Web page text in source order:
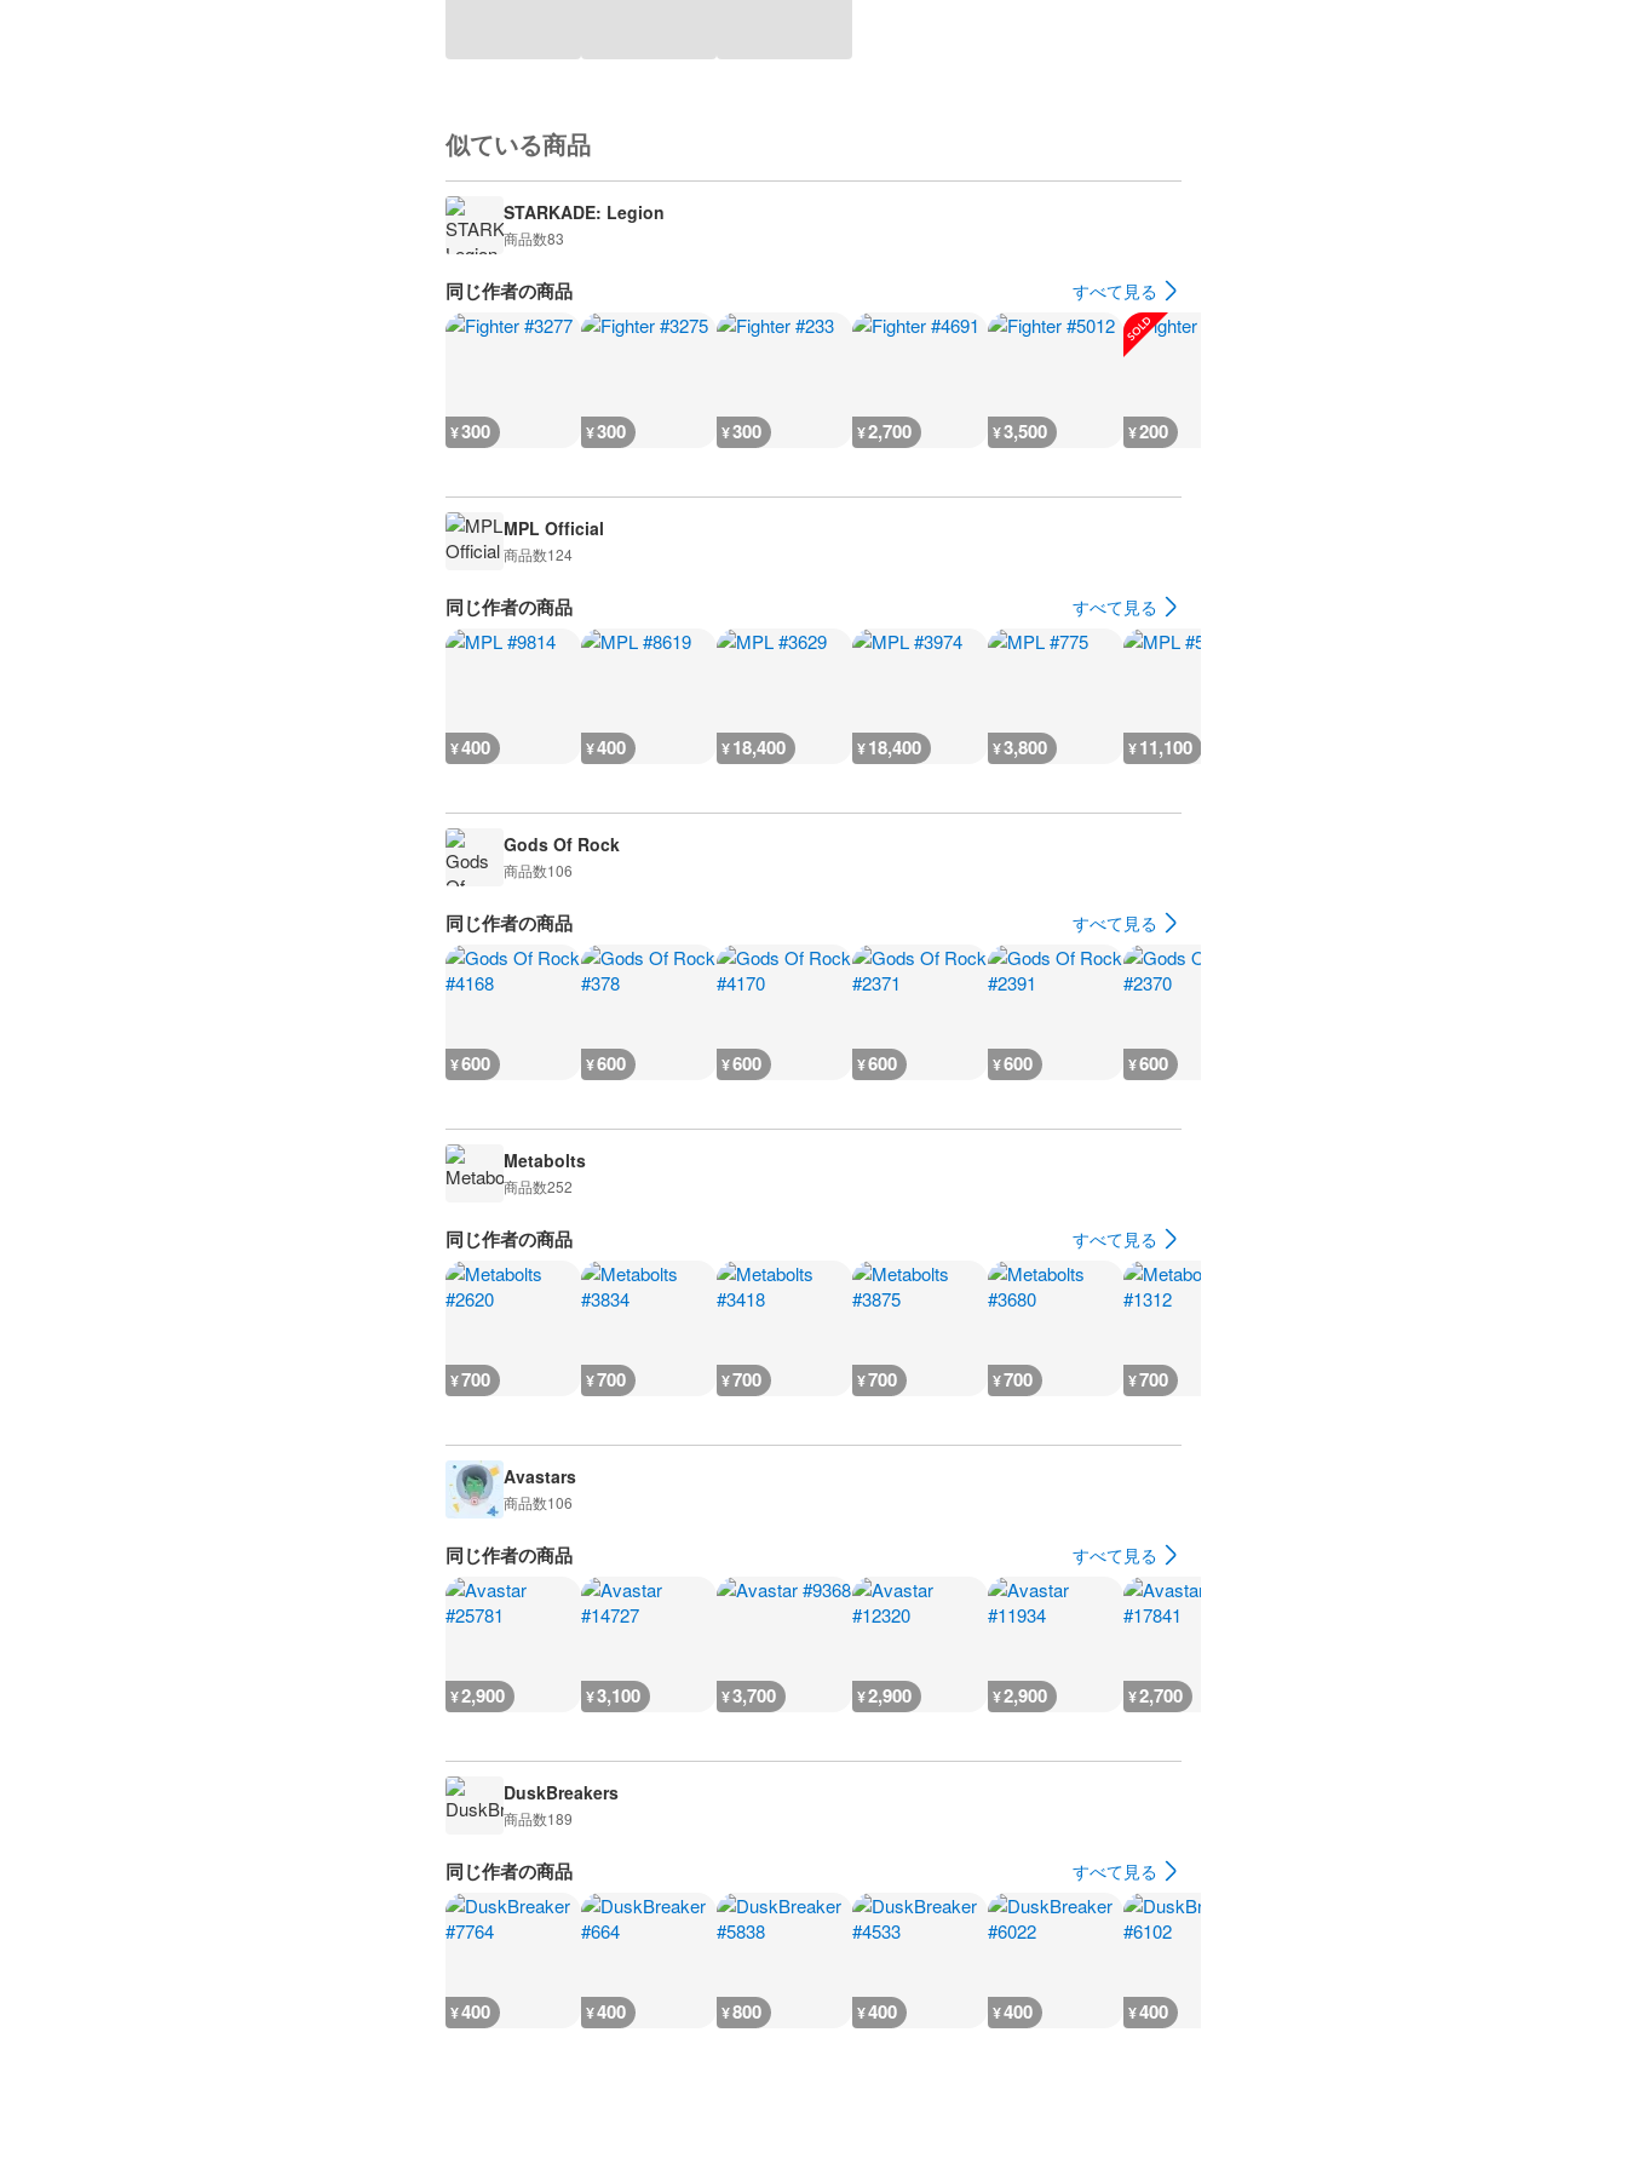
似ている商品
STARKADE: Legion
商品数83
同じ作者の商品 すべて見る
¥300 ¥300 ¥300 ¥2,700 ¥3,500 ¥200
MPL Official
商品数124
同じ作者の商品 すべて見る
¥400 ¥400 ¥18,400 ¥18,400 ¥3,800 ¥11,100
Gods Of Rock
商品数106
同じ作者の商品 すべて見る
¥600 ¥600 ¥600 ¥600 ¥600 ¥600
Metabolts
商品数252
同じ作者の商品 すべて見る
¥700 ¥700 ¥700 ¥700 ¥700 ¥700
Avastars
商品数106
同じ作者の商品 すべて見る
¥2,900 ¥3,100 ¥3,700 ¥2,900 ¥2,900 ¥2,700
DuskBreakers
商品数189
同じ作者の商品 すべて見る
¥400 ¥400 ¥800 ¥400 ¥400 ¥400